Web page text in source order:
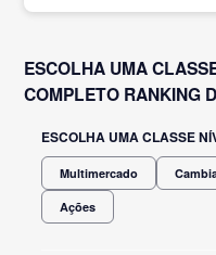
ESCOLHA UMA
COMPLETO RANKING
ESCOLHA UMA CLASSE
Multimercado
Ações